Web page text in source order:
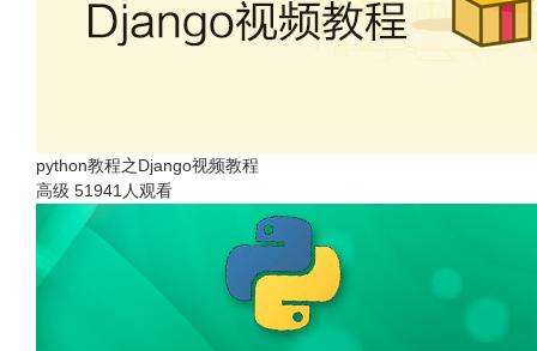
python教程之Django视频教程
高级 51941人观看